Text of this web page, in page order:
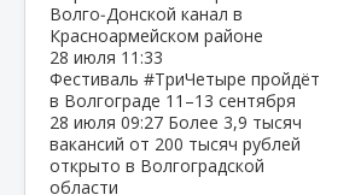
Волго‑Донской канал в
Красноармейском районе
28 июля 11:33
Фестиваль #ТриЧетыре пройдёт
в Волгограде 11–13 сентября
28 июля 09:27 Более 3,9 тысяч
вакансий от 200 тысяч рублей
открыто в Волгоградской
области